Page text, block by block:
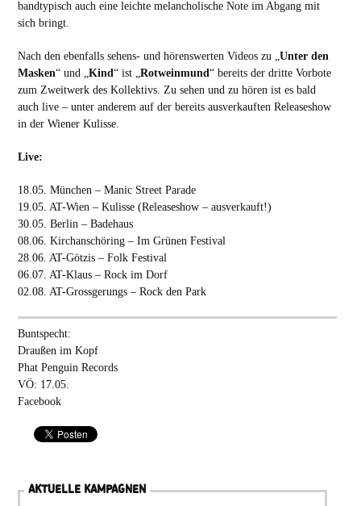
bandtypisch auch eine leichte melancholische Note im Abgang mit
sich bringt.
Nach den ebenfalls sehens- und hörenswerten Videos zu „Unter den
Masken“ und „Kind“ ist „Rotweinmund“ bereits der dritte Vorbote
zum Zweitwerk des Kollektivs. Zu sehen und zu hören ist es bald
auch live – unter anderem auf der bereits ausverkauften Releaseshow
in der Wiener Kulisse.
Live:
18.05. München – Manic Street Parade
19.05. AT-Wien – Kulisse (Releaseshow – ausverkauft!)
30.05. Berlin – Badehaus
08.06. Kirchanschöring – Im Grünen Festival
28.06. AT-Götzis – Folk Festival
06.07. AT-Klaus – Rock im Dorf
02.08. AT-Grossgerungs – Rock den Park
Buntspecht:
Draußen im Kopf
Phat Penguin Records
VÖ: 17.05.
Facebook
AKTUELLE KAMPAGNEN